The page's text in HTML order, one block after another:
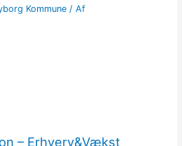
Kommune/ Af
– Erhverv&Vækst